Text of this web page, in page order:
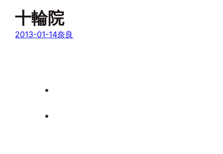
十輪院
2013-01-14奈良